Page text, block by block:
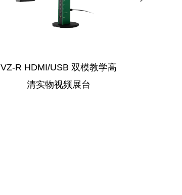
VZ-R HDMI/USB 双模教学高
清实物视频展台